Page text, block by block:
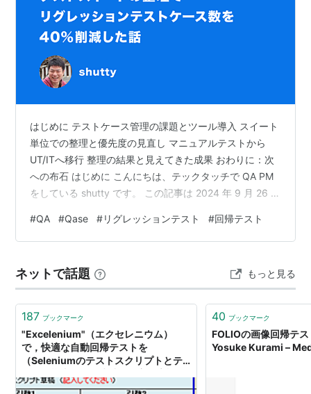
はじめに テストケース管理の課題とツール導入 スイート
単位での整理と優先度の見直し マニュアルテストから
UT/ITへ移行 整理の結果と見えてきた成果 おわりに：次
への布石 はじめに こんにちは、テックタッチで QA PM
をしている shutty です。 この記事は 2024 年 9 月 26 日
Night #1 で発表した リグレッションテスト期間の短縮を
目指して の続きです。当時進めていた取り組みが一段落
テストケース数に課題を感じている方にとって何…
#QA #Qase #リグレッションテスト #回帰テスト
ネットで話題 もっと見る
187 ブックマーク
"Excelenium"（エクセレニウム）
で，快適な自動回帰テストを
（Seleniumのテストスクリプトとテ
システム開発に関して
40 ブックマーク
FOLIOの画像回帰テ
Yosuke Kurami –